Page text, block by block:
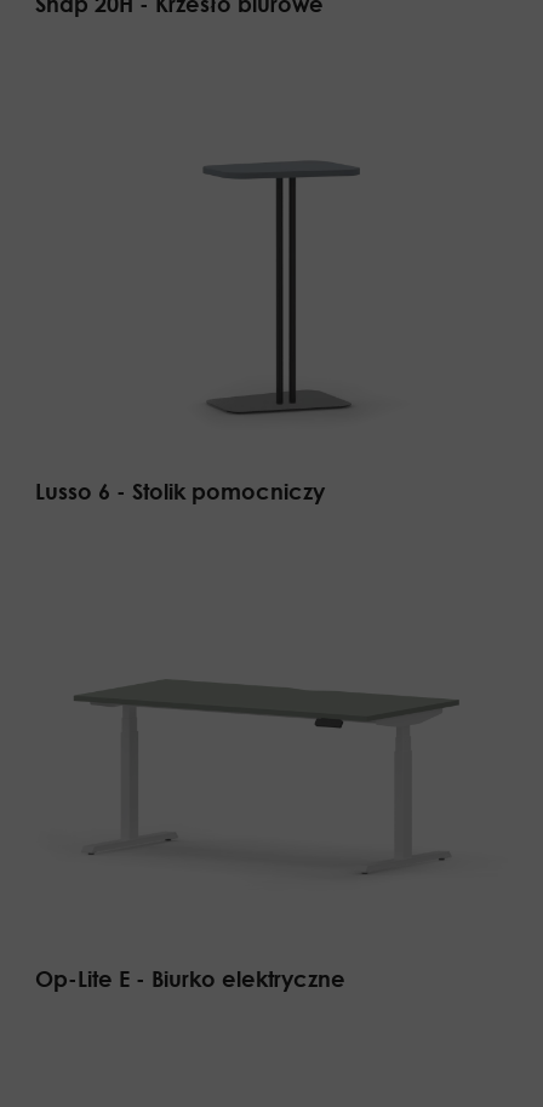
Lusso 6 - Stolik pomocniczy
Op-Lite E - Biurko elektryczne